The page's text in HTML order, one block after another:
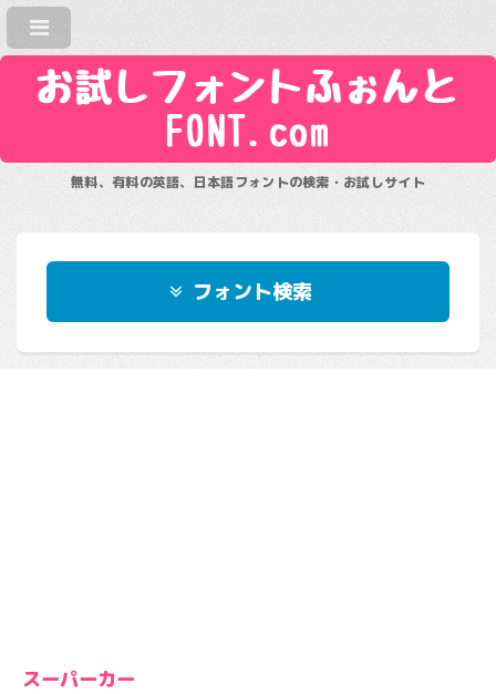
お試しフォントふぉんと
FONT.com
無料、有料の英語、日本語フォントの検索・お試しサイト
フォント検索
スーパーカー